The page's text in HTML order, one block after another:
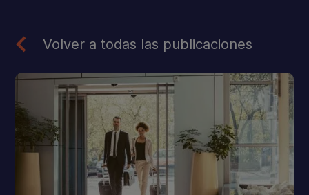
Volver a todas las publicaciones